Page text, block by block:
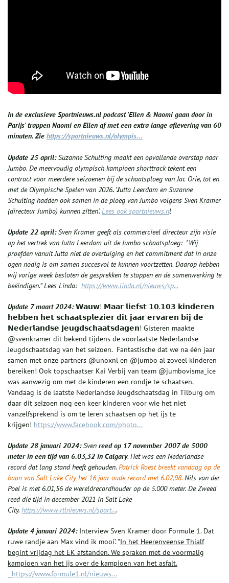
In de exclusieve Sportnieuws.nl podcast 'Ellen & Naomi gaan door in
Parijs' trappen Naomi en Ellen af met een extra lange aflevering van 60
minuten. Zie https://sportnieuws.nl/olympis...
Update 25 april:Suzanne Schulting maakt een opvallende overstap naar
Jumbo. De meervoudig olympisch kampioen shorttrack tekent een
contract voor meerdere seizoenen bij de schaatsploeg van Jac Orie, tot en
met de Olympische Spelen van 2026. 'Jutta Leerdam en Suzanne
Schulting hadden ook samen in de ploeg van Jumbo volgens Sven Kramer
(directeur Jumbo) kunnen zitten'. Lees ook sportnieuws.nl
Update 22 april:Sven Kramer geeft als commercieel directeur zijn visie
op het vertrek van Jutta Leerdam uit de Jumbo schaatsploeg: "Wij
proefden vanuit Jutta niet de overtuiging en het commitment dat in onze
ogen nodig is om samen succesvol te kunnen voortzetten. Daarop hebben
wij vorige week besloten de gesprekken te stoppen en de samenwerking te
beëindigen.” Lees Linda: https://www.linda.nl/nieuws/sp...
Update 7 maart 2024:𝗪𝗮𝘂𝘄! 𝗠𝗮𝗮𝗿 𝗹𝗶𝗲𝗳𝘀𝘁 𝟭𝟬.𝟭𝟬𝟯 𝗸𝗶𝗻𝗱𝗲𝗿𝗲𝗻
𝗵𝗲𝗯𝗯𝗲𝗻 𝗵𝗲𝘁 𝘀𝗰𝗵𝗮𝗮𝘁𝘀𝗽𝗹𝗲𝘇𝗶𝗲𝗿 𝗱𝗶𝘁 𝗷𝗮𝗮𝗿 𝗲𝗿𝘃𝗮𝗿𝗲𝗻 𝗯𝗶𝗷 𝗱𝗲
𝗡𝗲𝗱𝗲𝗿𝗹𝗮𝗻𝗱𝘀𝗲 𝗝𝗲𝘂𝗴𝗱𝘀𝗰𝗵𝗮𝗮𝘁𝘀𝗱𝗮𝗴𝗲𝗻! Gisteren maakte
@svenkramer dit bekend tijdens de voorlaatste Nederlandse
Jeugdschaatsdag van het seizoen. Fantastische dat we na één jaar
samen met onze partners @unoxnl en @jumbo al zoveel kinderen
bereiken! Ook topschaatser Kai Verbij van team @jumbovisma_ice
was aanwezig om met de kinderen een rondje te schaatsen.
Vandaag is de laatste Nederlandse Jeugdschaatsdag in Tilburg om
daar dit seizoen nog een keer kinderen voor wie het niet
vanzelfsprekend is om te leren schaatsen op het ijs te
krijgen! https://www.facebook.com/photo...
Update 28 januari 2024:Sven reed op 17 november 2007 de 5000
meter in een tijd van 6.03,32 in Calgary. Het was een Nederlandse
record dat lang stand heeft gehouden. Patrick Roest breekt vandaag op de
baan van Salt Lake City het 16 jaar oude record met 6.02,98. Nils van der
Poel is met 6.01,56 de wereldrecordhouder op de 5.000 meter. De Zweed
reed die tijd in december 2021 in Salt Lake
City. https://www.rtlnieuws.nl/sport....
Update 4 januari 2024: Interview Sven Kramer door Formule 1. Dat
ruwe randje aan Max vind ik mooi’. "In het Heerenveense Thialf
begint vrijdag het EK afstanden. We spraken met de voormalig
kampioen van het ijs over de kampioen van het asfalt.
https://www.formule1.nl/nieuws...